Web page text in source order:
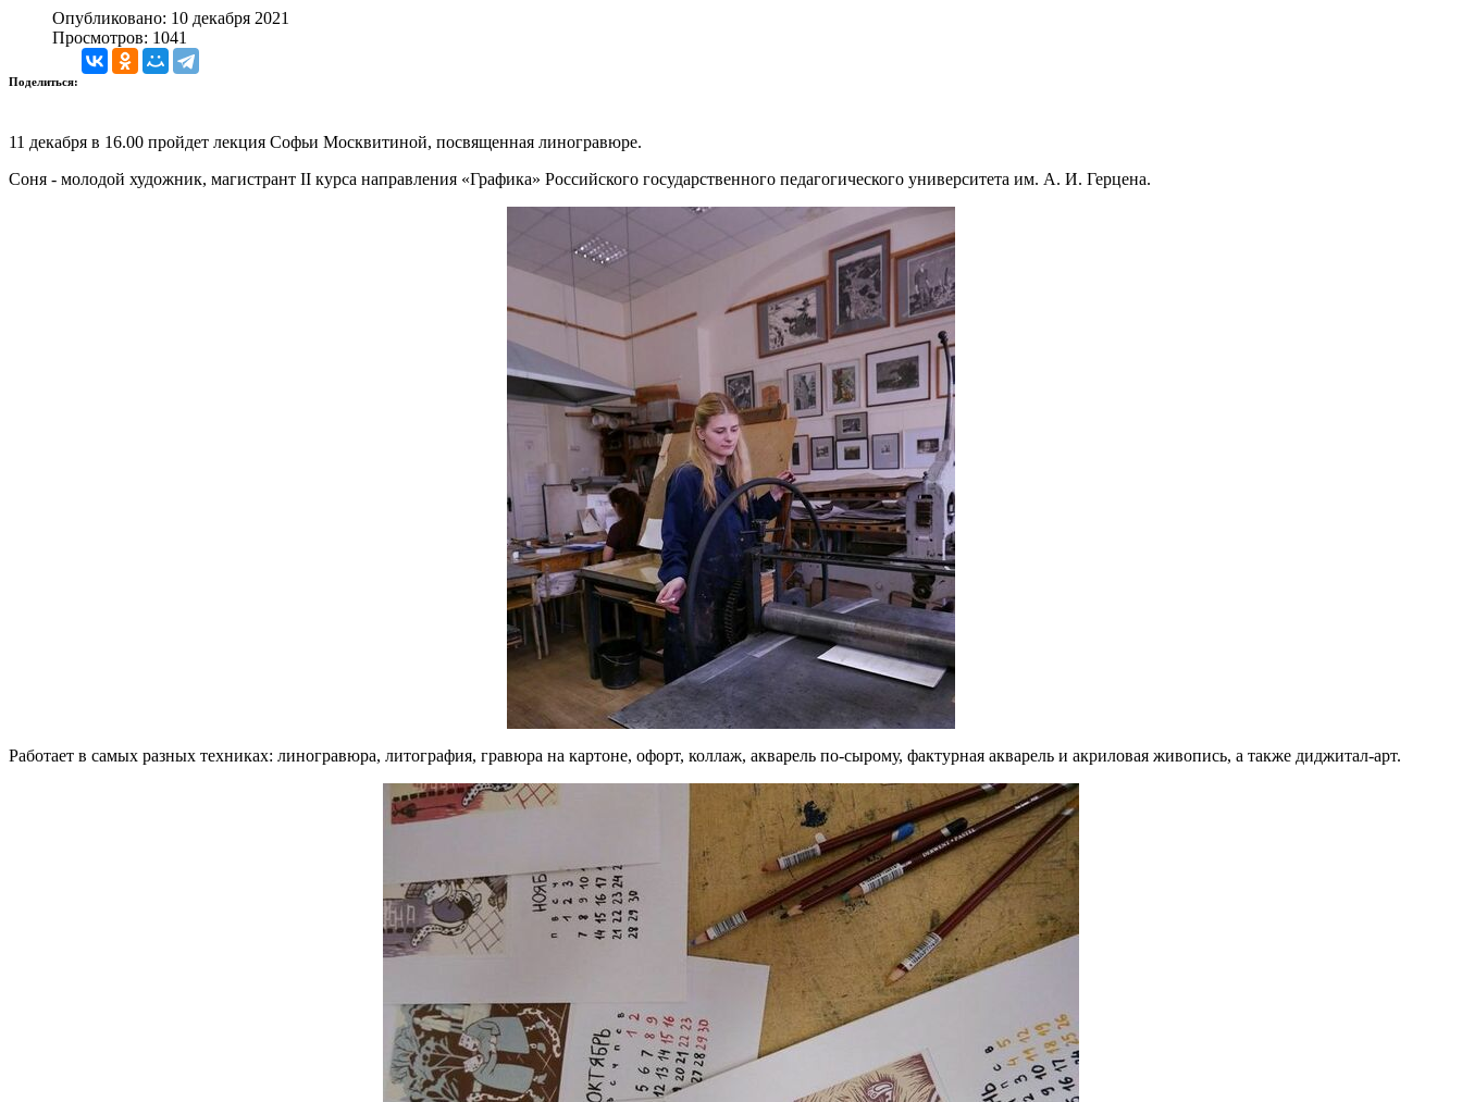
Опубликовано: 10 декабря 2021
Просмотров: 1041
Поделиться:
11 декабря в 16.00 пройдет лекция Софьи Москвитиной, посвященная линогравюре.
Соня - молодой художник, магистрант II курса направления «Графика» Российского государственного педагогического университета им. А. И. Герцена.
Работает в самых разных техниках: линогравюра, литография, гравюра на картоне, офорт, коллаж, акварель по-сырому, фактурная акварель и акриловая живопись, а также диджитал-арт.